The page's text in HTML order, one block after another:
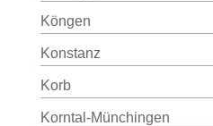
Köngen
Konstanz
Korb
Korntal-Münchingen